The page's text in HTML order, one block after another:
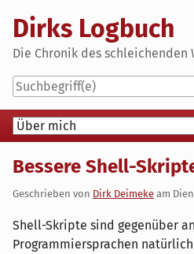
content
Dirks Logbuch
Die Chronik des schleichenden
Navigation
Bessere Shell-
Geschrieben von Dirk Deimeke am
Shell-Skripte sind gegenüber
Programmiersprachen